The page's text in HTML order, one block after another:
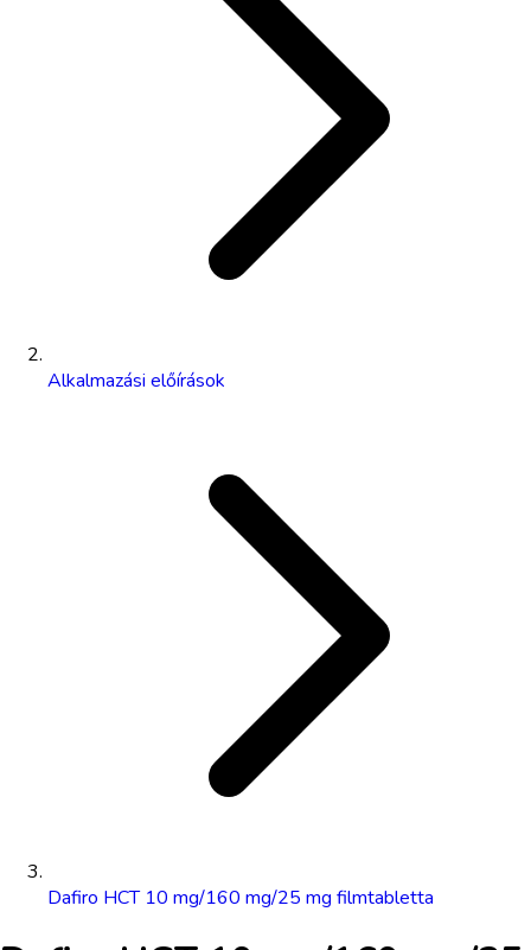
Alkalmazási előírások
Dafiro HCT 10 mg/160 mg/25 mg filmtabletta